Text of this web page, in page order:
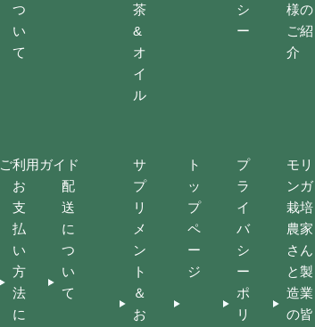
つ
い
て
茶
&
オ
イ
ル
シ
ー
様の
ご紹
介
ご利用ガイド
お
支
払
い
方
法
に
配
送
に
つ
い
て
サ
プ
リ
メ
ン
ト
＆
お
ト
ッ
プ
ペ
ー
ジ
プ
ラ
イ
バ
シ
ー
ポ
リ
モリ
ンガ
栽培
農家
さん
と製
造業
の皆